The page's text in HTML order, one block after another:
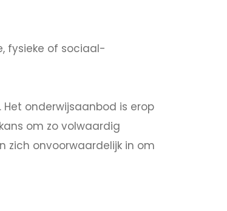
fysieke of sociaal-
onderwijsaanbod is erop
om zo volwaardig
zich onvoorwaardelijk in om